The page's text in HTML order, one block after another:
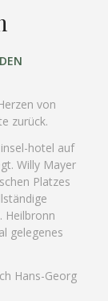
von
zurück.
hotel auf
Willy Mayer
Platzes
Heilbronn
gelegenes
Hans-Georg